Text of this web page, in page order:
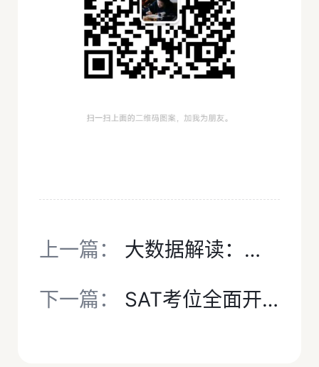
上一篇： 大数据解读：目标TOP30，还可以不考SAT吗？
下一篇： SAT考位全面开放！SAT考试时间及备考资源网站！